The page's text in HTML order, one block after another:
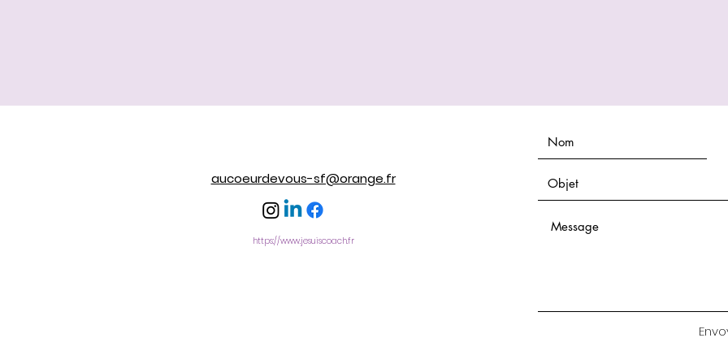
aucoeurdevous-sf@orange.fr
https://www.jesuiscoach.fr